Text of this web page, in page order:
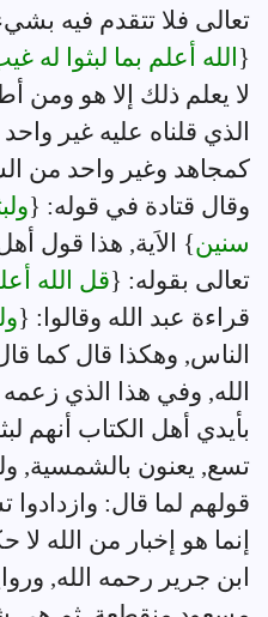
تعالى فلا تتقدم فيه
{ الله أعلم بما لبثوا
لا يعلم ذلك إلا هو ومن
الذي قلناه عليه غير
كمجاهد وغير واحد من
وقال قتادة في قوله: {
سنين} الاَية, هذا قول
تعالى بقوله: {قل الله
قراءة عبد الله وقالوا: {
الناس, وهكذا قال كما
الله, وفي هذا الذي
بأيدي أهل الكتاب أنهم
تسع, يعنون بالشمسية,
قولهم لما قال: وازدادوا
إنما هو إخبار من الله لا
ابن جرير رحمه الله,